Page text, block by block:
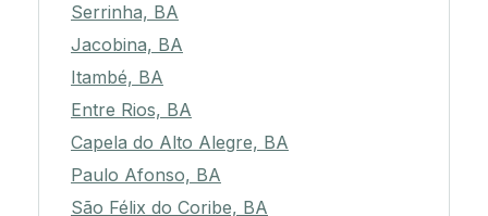
Serrinha, BA
Jacobina, BA
Itambé, BA
Entre Rios, BA
Capela do Alto Alegre, BA
Paulo Afonso, BA
São Félix do Coribe, BA